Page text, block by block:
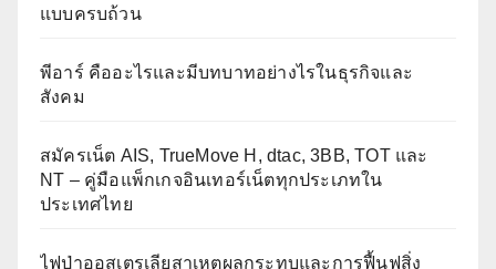
แบบครบถ้วน
พีอาร์ คืออะไรและมีบทบาทอย่างไรในธุรกิจและ
สังคม
สมัครเน็ต AIS, TrueMove H, dtac, 3BB, TOT และ
NT – คู่มือแพ็กเกจอินเทอร์เน็ตทุกประเภทใน
ประเทศไทย
ไฟป่าออสเตรเลียสาเหตุผลกระทบและการฟื้นฟูสิ่ง